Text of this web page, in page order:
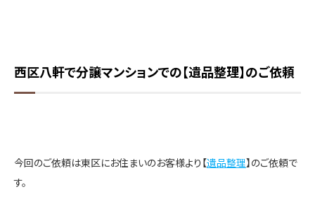
西区八軒で分譲マンションでの【遺品整理】のご依頼
今回のご依頼は東区にお住まいのお客様より【遺品整理】のご依頼で
す。